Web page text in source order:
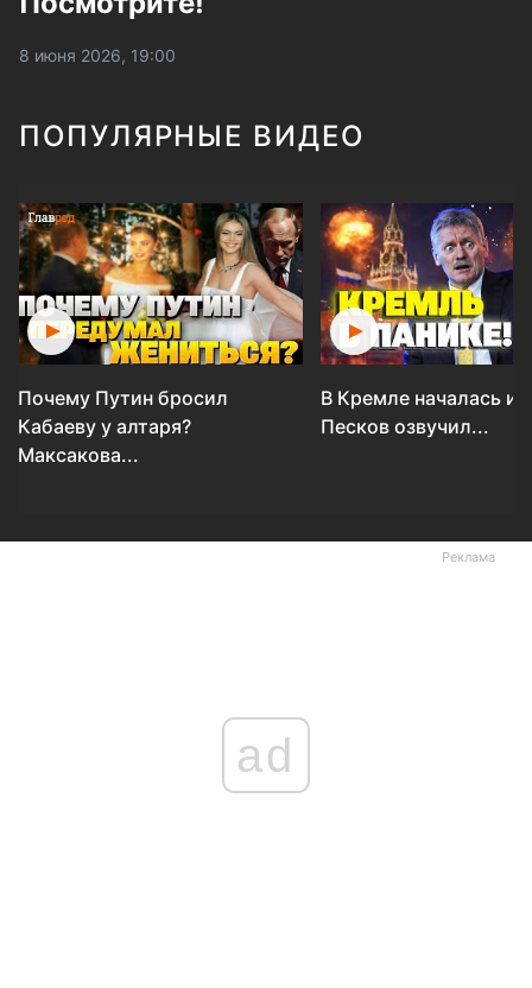
8 июня 2026, 19:00
ПОПУЛЯРНЫЕ ВИДЕО
Почему Путин бросил
Кабаеву у алтаря?
Максакова...
В Кремле началась
Песков озвучил...
Реклама
ad